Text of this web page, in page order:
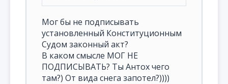
Мог бы не подписывать
установленный Конституционным
Судом законный акт?
В каком смысле МОГ НЕ
ПОДПИСЫВАТЬ? Ты Антох чего
там?) От вида снега запотел?))))